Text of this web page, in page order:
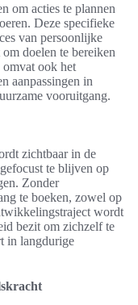
om acties te plannen
Deze specifieke
van persoonlijke
doelen te bereiken
omvat ook het
aanpassingen in
vooruitgang.
zichtbaar in de
te blijven op
Zonder
te boeken, zowel op
wordt
bezit om zichzelf te
in langdurige